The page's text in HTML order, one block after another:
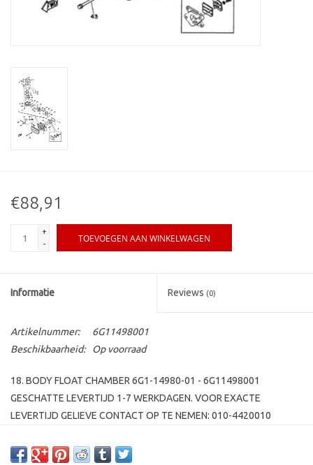
€88,91
+
-
TOEVOEGEN AAN WINKELWAGEN
Informatie Reviews (0)
Artikelnummer:
6G11498001
Beschikbaarheid:
Op voorraad
18. BODY FLOAT CHAMBER 6G1-14980-01 - 6G11498001
GESCHATTE LEVERTIJD 1-7 WERKDAGEN. VOOR EXACTE
LEVERTIJD GELIEVE CONTACT OP TE NEMEN: 010-4420010